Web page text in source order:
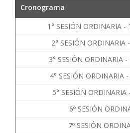
Cronograma
1° SESIÓN ORDINARIA
2° SESIÓN
3° SESIÓN ORDINARIA
4° SESIÓN ORDINARIA
5° SESIÓN
6º SESIÓN
7º SESIÓN